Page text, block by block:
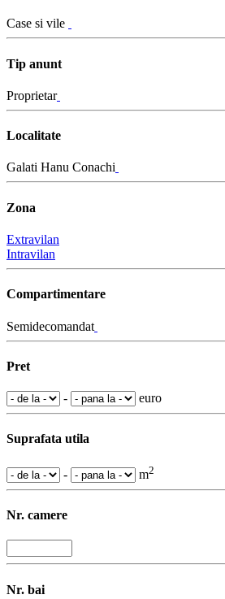
Case si vile
Tip anunt
Proprietar
Localitate
Galati Hanu Conachi
Zona
Extravilan
Intravilan
Compartimentare
Semidecomandat
Pret
- euro
Suprafata utila
- m2
Nr. camere
Nr. bai